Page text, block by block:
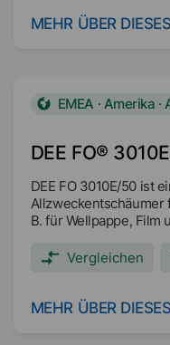
MEHR ÜBER
DEE FO®
EMEA · Amerika
DEE FO 3010E/50 ist
Allzweckentschäumer
B. für Wellpappe, Film
ausgezeichneten
als Entschäumer auf
Vergleichen
MEHR ÜBER